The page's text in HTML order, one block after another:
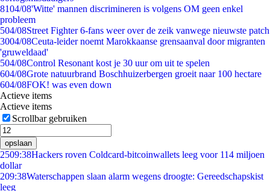
8104/08'Witte' mannen discrimineren is volgens OM geen enkel
probleem
504/08Street Fighter 6-fans weer over de zeik vanwege nieuwste patch
3004/08Ceuta-leider noemt Marokkaanse grensaanval door migranten
'gruweldaad'
504/08Control Resonant kost je 30 uur om uit te spelen
604/08Grote natuurbrand Boschhuizerbergen groeit naar 100 hectare
604/08FOK! was even down
Actieve items
Actieve items
Scrollbar gebruiken
opslaan
2509:38Hackers roven Coldcard-bitcoinwallets leeg voor 114 miljoen
dollar
209:38Waterschappen slaan alarm wegens droogte: Gereedschapskist
leeg